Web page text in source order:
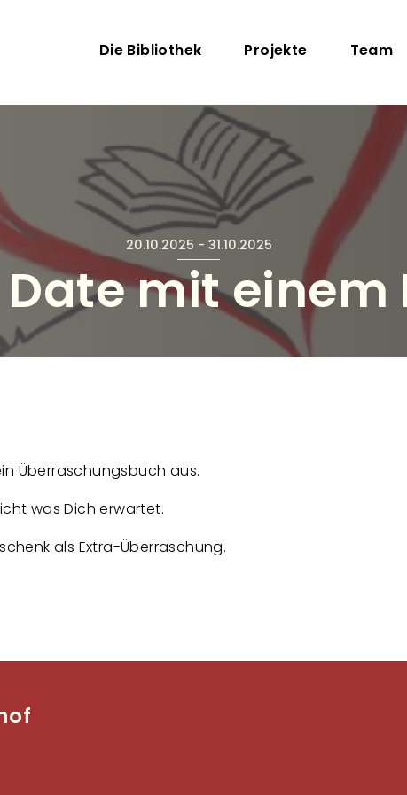
Hauptnavigation
Die Bibliothek Projekte Team
20.10.2025 - 31.10.2025
mit einem
Überraschungsbuch aus.
was Dich erwartet.
als Extra-Überraschung.